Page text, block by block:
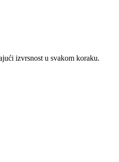
izvrsnost u svakom koraku.